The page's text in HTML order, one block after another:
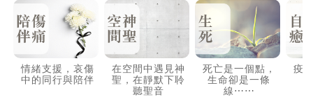
情緒支援，哀傷
中的同行與陪伴
在空間中遇見神
聖，在靜默下聆
聽聖音
死亡是一個點，
生命卻是一條
線⋯⋯
疫